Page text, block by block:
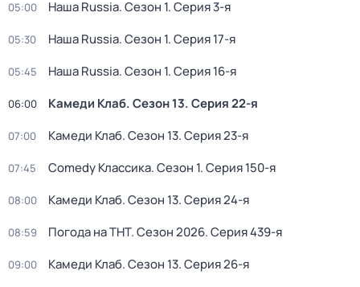
05:00 Наша Russia. Сезон 1. Серия 3-я
05:30 Наша Russia. Сезон 1. Серия 17-я
05:45 Наша Russia. Сезон 1. Серия 16-я
06:00 Камеди Клаб. Сезон 13. Серия 22-я
07:00 Камеди Клаб. Сезон 13. Серия 23-я
07:45 Comedy Классика. Сезон 1. Серия 150-я
08:00 Камеди Клаб. Сезон 13. Серия 24-я
08:59 Погода на ТНТ. Сезон 2026. Серия 439-я
09:00 Камеди Клаб. Сезон 13. Серия 26-я